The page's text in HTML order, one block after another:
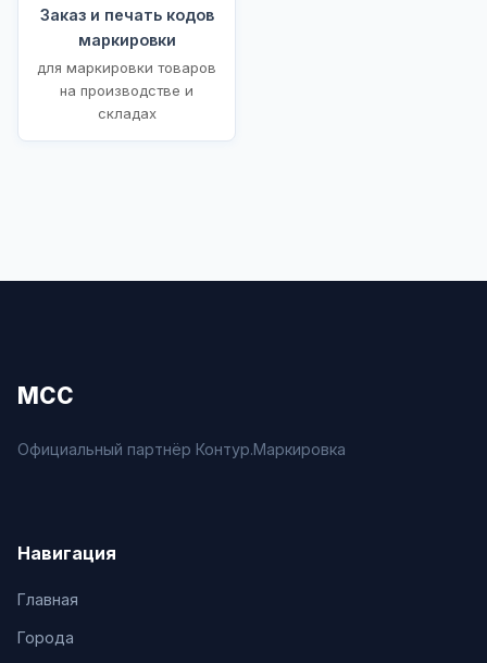
Заказ и печать кодов
маркировки
для маркировки товаров
на производстве и
складах
МСС
Официальный партнёр Контур.Маркировка
Навигация
Главная
Города